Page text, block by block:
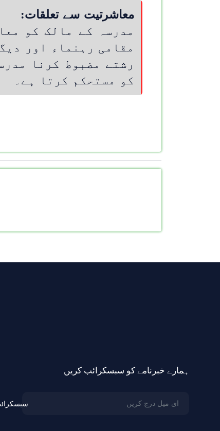
معاشرتیت سے تعلقات:
مدرسہ کے مالک کو
مقامی رہنماء اور
رشتے مضبوط کرنا
کو مستحکم کرتا ہے۔
ہمارے خبرنامے کو سبسکرائب کریں